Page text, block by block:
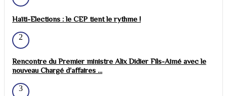
Haïti-Elections : le CEP tient le rythme !
2
Rencontre du Premier ministre Alix Didier Fils-Aimé avec le
nouveau Chargé d’affaires ...
3